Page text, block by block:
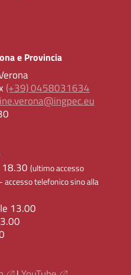
e Provincia
(+39) 0458031634
(ultimo accesso
telefonico sino alla
13.00